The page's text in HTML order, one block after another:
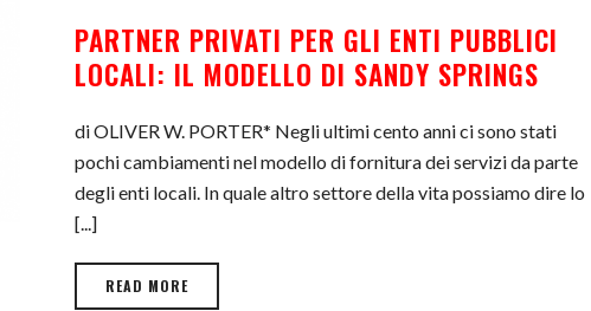
PARTNER PRIVATI PER GLI ENTI PUBBLICI
LOCALI: IL MODELLO DI SANDY SPRINGS
di OLIVER W. PORTER* Negli ultimi cento anni ci sono stati
pochi cambiamenti nel modello di fornitura dei servizi da parte
degli enti locali. In quale altro settore della vita possiamo dire lo
[...]
READ MORE